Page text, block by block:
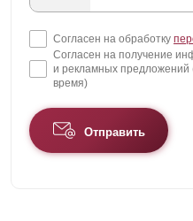
Согласен на обработку
Согласен на получение
и рекламных предложений
время)
Отправить